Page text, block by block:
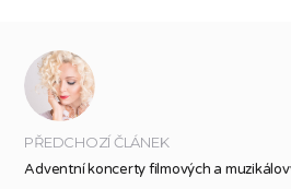
PŘEDCHOZÍ ČLÁNEK
Adventní koncerty filmových a